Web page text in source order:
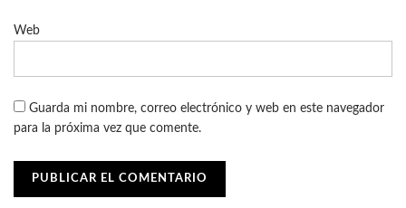
Web
Guarda mi nombre, correo electrónico y web en este navegador
para la próxima vez que comente.